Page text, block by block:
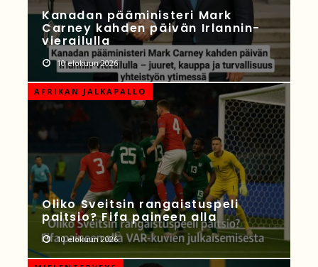
Kanadan pääministeri Mark
Carney kahden päivän Irlannin-
vierailulla
10 elokuun 2026
AFRIKAN JALKAPALLO
Oliko Sveitsin rangaistuspeli
paitsio? Fifa paineen alla
10 elokuun 2026